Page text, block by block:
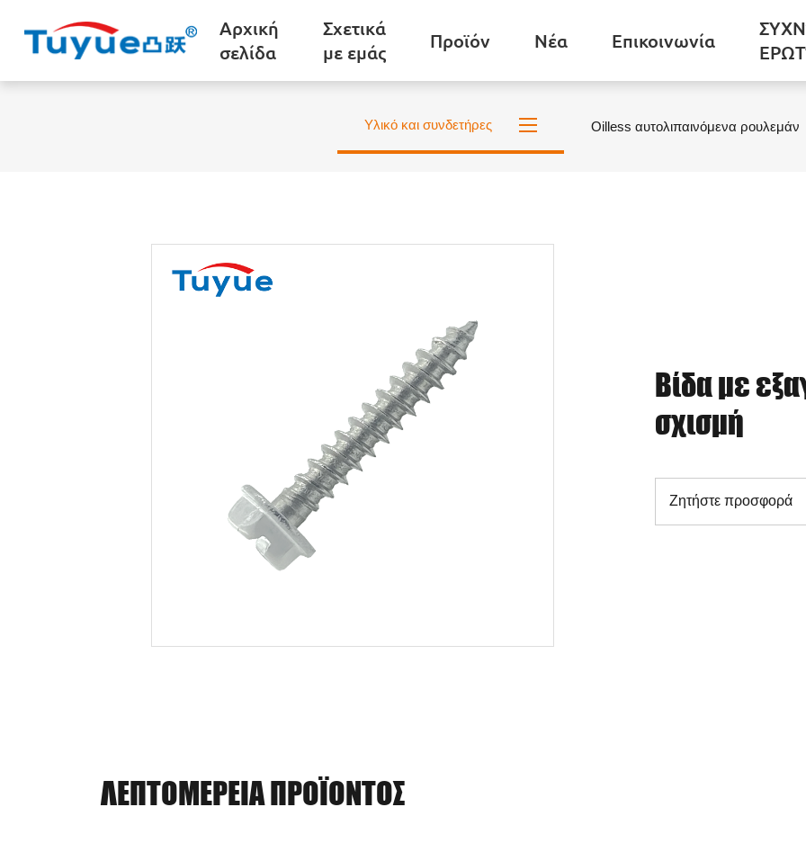
Αρχική
σελίδα
Σχετικά
με εμάς
Προϊόν Νέα Επικοινωνία
Υλικό και συνδετήρες Oilless αυτολιπαινόμενα ρουλεμάν
Βίδα με
σχισμή
Ζητήστε προσφορά
ΛΕΠΤΟΜΈΡΕΙΑ ΠΡΟΪΌΝΤΟΣ